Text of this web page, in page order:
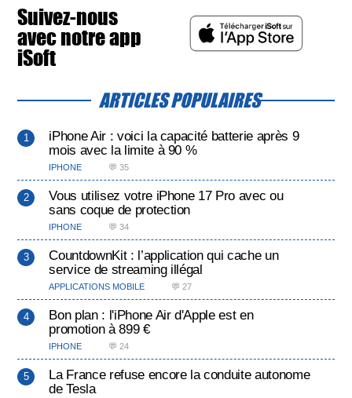
Suivez-nous
avec notre app
iSoft
ARTICLES POPULAIRES
iPhone Air : voici la capacité batterie après 9
mois avec la limite à 90 %
IPHONE 💬 35
Vous utilisez votre iPhone 17 Pro avec ou
sans coque de protection
IPHONE 💬 34
CountdownKit : l’application qui cache un
service de streaming illégal
APPLICATIONS MOBILE 💬 27
Bon plan : l'iPhone Air d'Apple est en
promotion à 899 €
IPHONE 💬 24
La France refuse encore la conduite autonome
de Tesla